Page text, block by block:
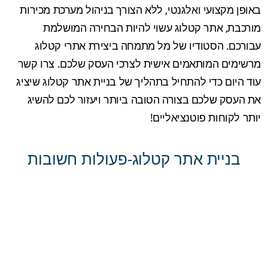
באופן מקצועי ואלגנטי, ללא הצורך בניהול מערכת מכירות
מורכבת, אתר קטלוג עשוי להיות הבחירה המושלמת
עבורכם. הסטודיו של מל מתמחה ביצירת אתרי קטלוג
מרשימים המותאמים אישית לצרכי העסק שלכם. צרו קשר
עוד היום כדי להתחיל בתהליך של בניית אתר קטלוג שיציג
את העסק שלכם בצורה הטובה ביותר ויעזור לכם להשיג
יותר לקוחות פוטנציאליים!
בניית אתר קטלוג-פעולות חשובות